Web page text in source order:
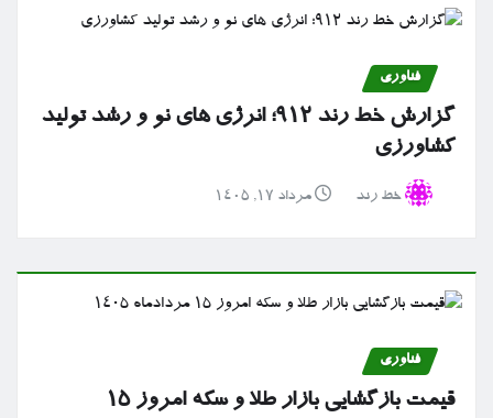
فناوری
گزارش خط رند ۹۱۲؛ انرژی های نو و رشد تولید
کشاورزی
خط رند مرداد ۱۷, ۱۴۰۵
فناوری
قیمت بازگشایی بازار طلا و سکه امروز ۱۵